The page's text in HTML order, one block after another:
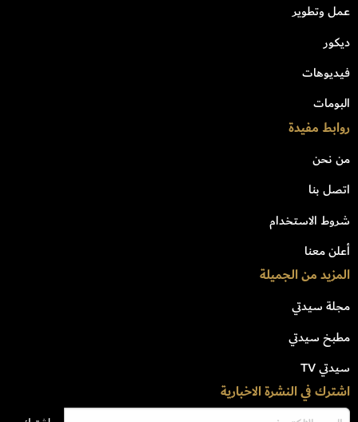
عمل وتطوير
ديكور
فيديوهات
البومات
روابط مفيدة
من نحن
اتصل بنا
شروط الاستخدام
أعلن معنا
المزيد من الجميلة
مجلة سيدتي
مطبخ سيدتي
سيدتي TV
اشترك في النشرة الاخبارية